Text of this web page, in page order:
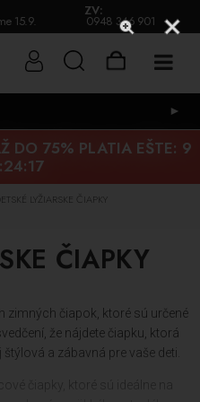
15.9.
ZV:
0948 346 901
►
DO 75% PLATIA EŠTE: 9
LYŽIARSKE ČIAPKY
ČIAPKY
zimných čiapok, ktoré sú určené
že nájdete čiapku, ktorá
a zábavná pre vaše deti.